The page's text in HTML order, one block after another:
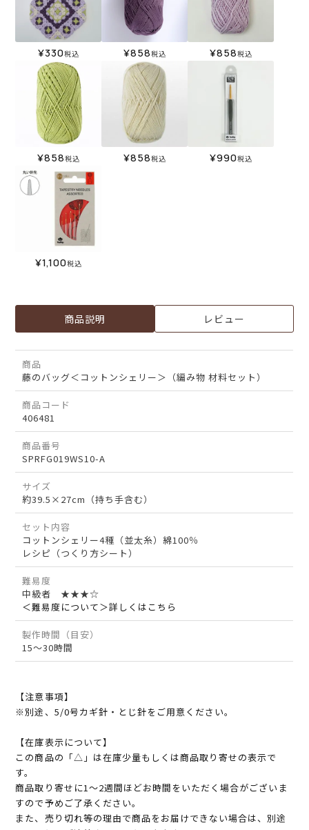
¥330税込 ¥858税込 ¥858税込
¥858税込 ¥858税込 ¥990税込
¥1,100税込
商品説明 レビュー
商品
藤のバッグ＜コットンシェリー＞（編み物 材料セット）
商品コード
406481
商品番号
SPRFG019WS10-A
サイズ
約39.5×27cm（持ち手含む）
セット内容
コットンシェリー4種（並太糸）綿100％
レシピ（つくり方シート）
難易度
中級者 ★★★☆
＜難易度について＞詳しくはこちら
製作時間（目安）
15～30時間
【注意事項】
※別途、5/0号カギ針・とじ針をご用意ください。
【在庫表示について】
この商品の「△」は在庫少量もしくは商品取り寄せの表示で
す。
商品取り寄せに1～2週間ほどお時間をいただく場合がございま
すので予めご了承ください。
また、売り切れ等の理由で商品をお届けできない場合は、別途